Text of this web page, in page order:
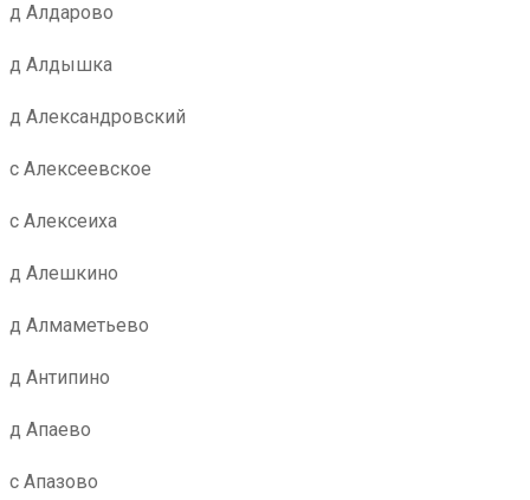
д Алдарово
д Алдышка
д Александровский
с Алексеевское
с Алексеиха
д Алешкино
д Алмаметьево
д Антипино
д Апаево
с Апазово